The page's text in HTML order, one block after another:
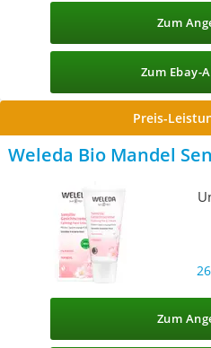
Zum
Zum Ebay-
Preis-
Weleda Bio Mandel
Zum